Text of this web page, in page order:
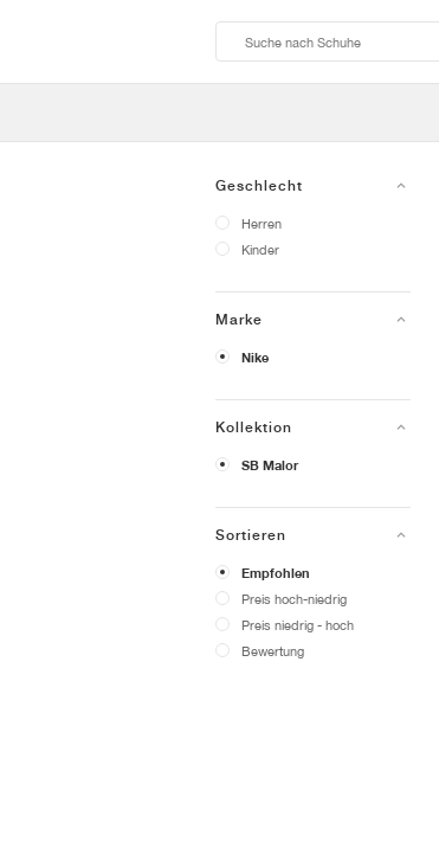
Geschlecht
Herren
Kinder
Marke
Nike
Kollektion
SB Malor
Sortieren
Empfohlen
Preis hoch-niedrig
Preis niedrig - hoch
Bewertung